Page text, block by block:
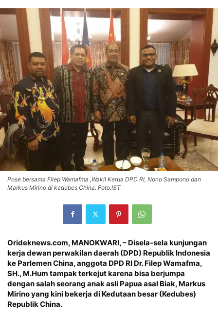
Pose bersama Filep Wamafma ,Wakil Ketua DPD RI, Nono Sampono dan
Markus Mirino di kedubes China. Foto:IST
Orideknews.com, MANOKWARI, – Disela-sela kunjungan
kerja dewan perwakilan daerah (DPD) Republik Indonesia
ke Parlemen China, anggota DPD RI Dr. Filep Wamafma,
SH., M.Hum tampak terkejut karena bisa berjumpa
dengan salah seorang anak asli Papua asal Biak, Markus
Mirino yang kini bekerja di Kedutaan besar (Kedubes)
Republik China.